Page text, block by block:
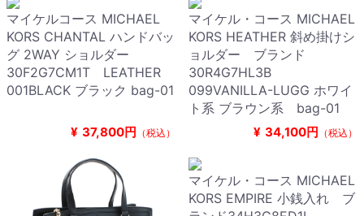
マイケルコース MICHAEL
KORS CHANTAL ハンドバッ
グ 2WAY ショルダー
30F2G7CM1T LEATHER
001BLACK ブラック bag-01
¥ 37,800円 （税込）
マイケル・コース MICHAEL
KORS HEATHER 斜め掛けシ
ョルダー ブランド
30R4G7HL3B
099VANILLA-LUGG ホワイ
ト系 ブラウン系 bag-01
¥ 34,100円 （税込）
マイケル・コース MICHAEL
KORS EMPIRE 小銭入れ ブ